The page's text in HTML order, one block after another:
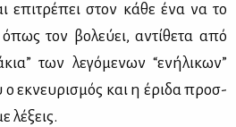
επι­τρέ­πει στον κά­θε ένα να το
τον βο­λεύ­ει, αντί­θε­τα από
των λε­γό­με­νων “ενή­λι­κων”
ο εκνευ­ρι­σμός και η έρι­δα προσ­
λέ­ξεις.